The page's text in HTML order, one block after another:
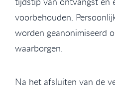
voorbehouden.
worden geanonimiseerd
waarborgen.
Na het afsluiten van de